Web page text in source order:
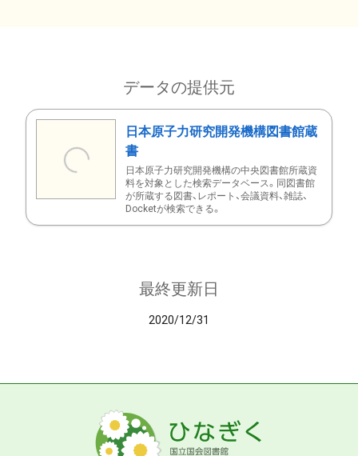
データの提供元
日本原子力研究開発機構図書館蔵
書
日本原子力研究開発機構の中央図書館所蔵資
料を対象とした検索データベース。同図書館
が所蔵する図書、レポート、会議資料、雑誌、
Docketが検索できる。
最終更新日
2020/12/31